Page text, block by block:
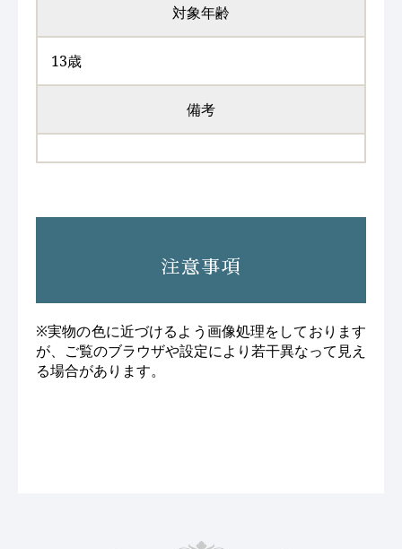
対象年齢
13歳
備考
注意事項
※実物の色に近づけるよう画像処理をしております
が、ご覧のブラウザや設定により若干異なって見え
る場合があります。